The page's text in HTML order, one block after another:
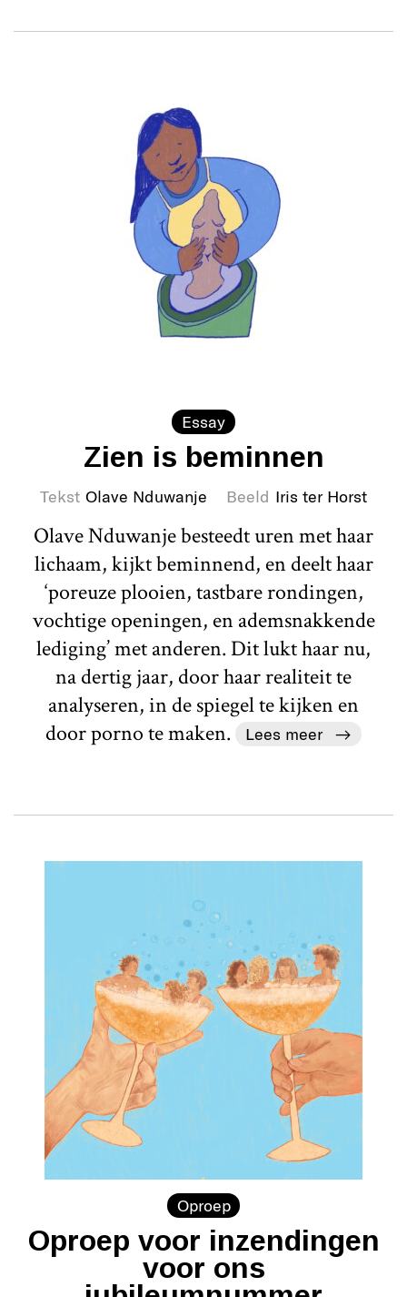
Essay
Zien is beminnen
Tekst Olave Nduwanje Beeld Iris ter Horst
Olave Nduwanje besteedt uren met haar
lichaam, kijkt beminnend, en deelt haar
‘poreuze plooien, tastbare rondingen,
vochtige openingen, en ademsnakkende
lediging’ met anderen. Dit lukt haar nu,
na dertig jaar, door haar realiteit te
analyseren, in de spiegel te kijken en
door porno te maken.
Lees meer
Oproep
Oproep voor inzendingen
voor ons